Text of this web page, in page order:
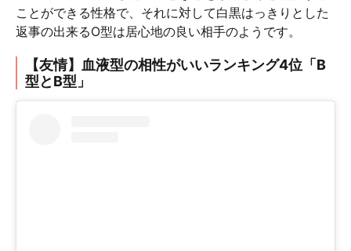
ことができる性格で、それに対して白黒はっきりとした
返事の出来るO型は居心地の良い相手のようです。
【友情】血液型の相性がいいランキング4位「B
型とB型」